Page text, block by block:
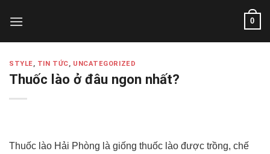
0
STYLE, TIN TỨC, UNCATEGORIZED
Thuốc lào ở đâu ngon nhất?
Thuốc lào Hải Phòng là giống thuốc lào được trồng, chế